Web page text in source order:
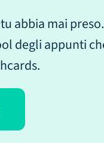
abbia mai
degli appunti